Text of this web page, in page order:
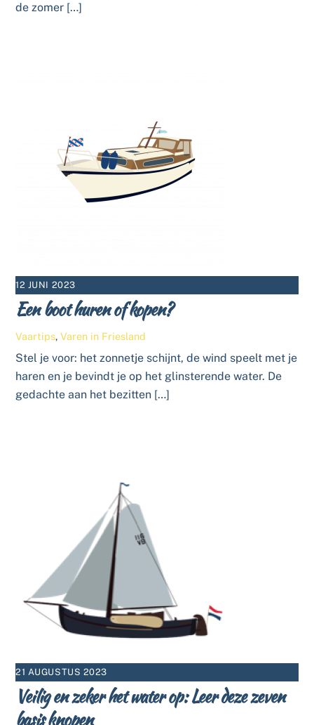
de zomer […]
12 JUNI 2023
Een boot huren of kopen?
Vaartips,Varen in Friesland
Stel je voor: het zonnetje schijnt, de wind speelt met je
haren en je bevindt je op het glinsterende water. De
gedachte aan het bezitten […]
21 AUGUSTUS 2023
Veilig en zeker het water op: Leer deze zeven
basis knopen